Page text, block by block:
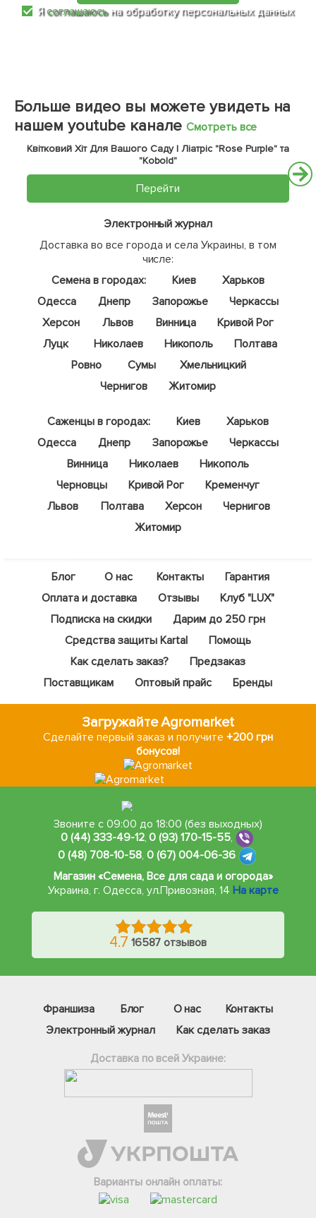
Ясоглашаюсьна обработку персональных данных
Больше видео вы можете увидеть на
нашем youtube канале Смотреть все
Квітковий Хіт Для Вашого Саду | Ліатріс "Rose Purple" та
"Kobold"
Перейти
Электронный журнал
Доставка во все города и села Украины, в том
числе:
Семена в городах:
Киев
Харьков
Одесса
Днепр Запорожье
Черкассы
Херсон
Львов Винница
Кривой Рог
Луцк
Николаев Никополь
Полтава
Ровно
Сумы
Хмельницкий
Чернигов
Житомир
Саженцы в городах: Киев
Харьков
Одесса
Днепр Запорожье
Черкассы
Винница
Николаев
Никополь
Черновцы
Кривой Рог
Кременчуг
Львов
Полтава Херсон
Чернигов
Житомир
Блог О нас Контакты
Гарантия
Оплата и доставка
Отзывы
Клуб "LUX"
Подписка на скидки
Дарим до 250 грн
Средства защиты Kartal
Помощь
Как сделать заказ?
Предзаказ
Поставщикам
Оптовый прайс Бренды
Загружайте Agromarket
Сделайте первый заказ и получите +200 грн
бонусов!
Звоните с 09:00 до 18:00 (без выходных)
0 (44) 333-49-12,0 (93) 170-15-55,
0 (48) 708-10-58, 0 (67) 004-06-36
Магазин «Семена, Все для сада и огорода»
Украина, г. Одесса, ул.Привозная, 14 На карте
4.7 16587 отзывов
Франшиза Блог О нас
Контакты
Электронный журнал
Как сделать заказ
Доставка по всей Украине:
Варианты онлайн оплаты:
Телеграм
Вайбер